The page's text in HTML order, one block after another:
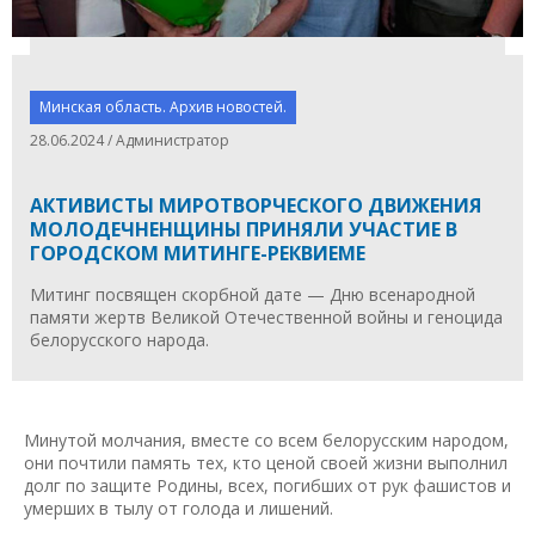
Минская область. Архив новостей.
28.06.2024 / Администратор
АКТИВИСТЫ МИРОТВОРЧЕСКОГО ДВИЖЕНИЯ
МОЛОДЕЧНЕНЩИНЫ ПРИНЯЛИ УЧАСТИЕ В
ГОРОДСКОМ МИТИНГЕ-РЕКВИЕМЕ
Митинг посвящен скорбной дате — Дню всенародной
памяти жертв Великой Отечественной войны и геноцида
белорусского народа.
Минутой молчания, вместе со всем белорусским народом,
они почтили память тех, кто ценой своей жизни выполнил
долг по защите Родины, всех, погибших от рук фашистов и
умерших в тылу от голода и лишений.